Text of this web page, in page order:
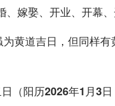
、嫁娶、开业、开幕
为黄道吉日，但同样
（阳历2026年1月3日